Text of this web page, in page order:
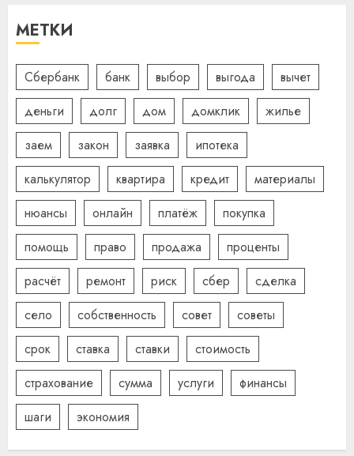
МЕТКИ
Сбербанк банк выбор выгода
вычет
деньги
долг дом домклик
жилье
заем
закон заявка
ипотека
калькулятор
квартира кредит
материалы
нюансы
онлайн платёж
покупка
помощь
право продажа
проценты
расчёт
ремонт риск сбер
сделка
село
собственность совет
советы
срок
ставка ставки
стоимость
страхование
сумма услуги
финансы
шаги
экономия